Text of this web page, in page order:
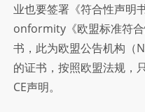
业也要签署《符合性声明
onformity《欧盟标准符合
书，此为欧盟公告机构（
的证书，按照欧盟法规，
CE声明。